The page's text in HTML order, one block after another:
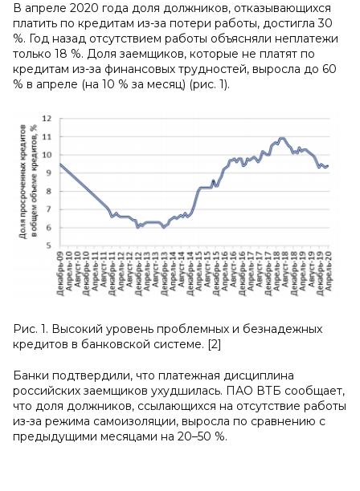
В апреле 2020 года доля должников, отказывающихся
платить по кредитам из-за потери работы, достигла 30
%. Год назад отсутствием работы объясняли неплатежи
только 18 %. Доля заемщиков, которые не платят по
кредитам из-за финансовых трудностей, выросла до 60
% в апреле (на 10 % за месяц) (рис. 1).
Рис. 1. Высокий уровень проблемных и безнадежных
кредитов в банковской системе. [2]
Банки подтвердили, что платежная дисциплина
российских заемщиков ухудшилась. ПАО ВТБ сообщает,
что доля должников, ссылающихся на отсутствие работы
из-за режима самоизоляции, выросла по сравнению с
предыдущими месяцами на 20–50 %.